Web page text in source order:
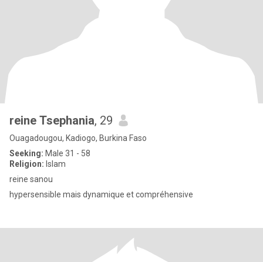
reine Tsephania, 29
Ouagadougou, Kadiogo, Burkina Faso
Seeking: Male 31 - 58
Religion: Islam
reine sanou
hypersensible mais dynamique et compréhensive